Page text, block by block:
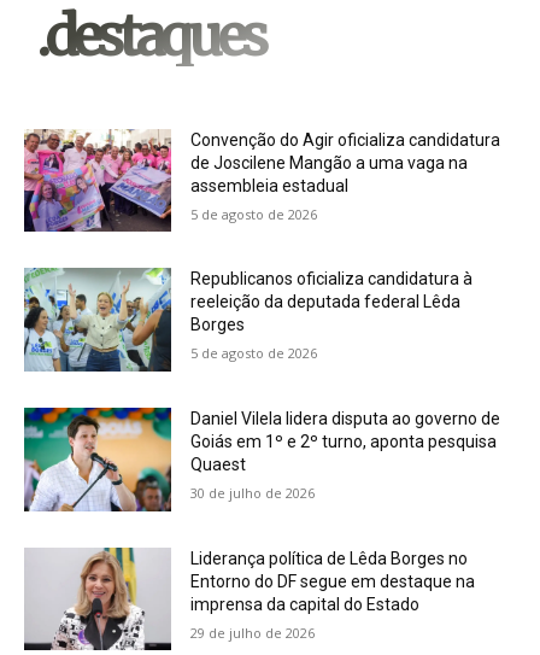
.destaques
Convenção do Agir oficializa candidatura
de Joscilene Mangão a uma vaga na
assembleia estadual
5 de agosto de 2026
Republicanos oficializa candidatura à
reeleição da deputada federal Lêda
Borges
5 de agosto de 2026
Daniel Vilela lidera disputa ao governo de
Goiás em 1º e 2º turno, aponta pesquisa
Quaest
30 de julho de 2026
Liderança política de Lêda Borges no
Entorno do DF segue em destaque na
imprensa da capital do Estado
29 de julho de 2026